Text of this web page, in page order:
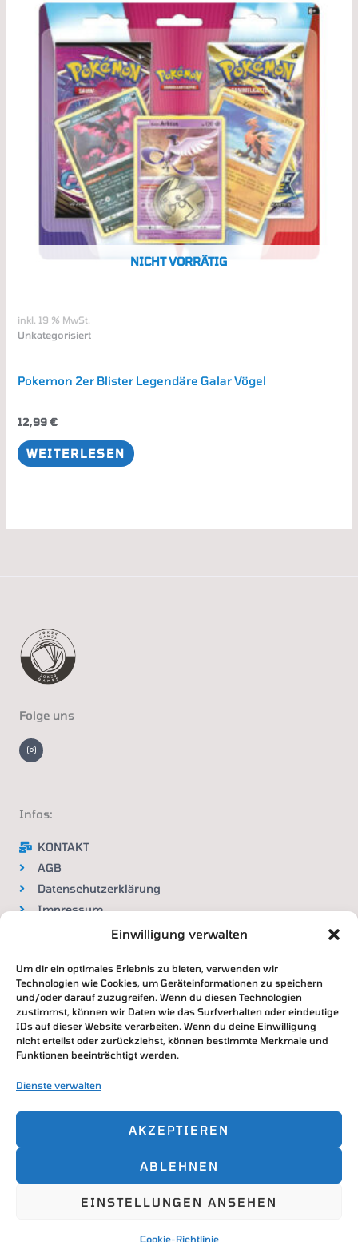
Einwilligung verwalten
Um dir ein optimales Erlebnis zu bieten, verwenden wir
Technologien wie Cookies, um Geräteinformationen zu speichern
und/oder darauf zuzugreifen. Wenn du diesen Technologien
zustimmst, können wir Daten wie das Surfverhalten oder eindeutige
IDs auf dieser Website verarbeiten. Wenn du deine Einwilligung
nicht erteilst oder zurückziehst, können bestimmte Merkmale und
Funktionen beeinträchtigt werden.
Dienste verwalten
AKZEPTIEREN
ABLEHNEN
EINSTELLUNGEN ANSEHEN
Cookie-Richtlinie
NICHT VORRÄTIG
inkl. 19 % MwSt.
Unkategorisiert
Pokemon 2er Blister Legendäre Galar Vögel
12,99 €
WEITERLESEN
Folge uns
n
s
t
m
Infos:
KONTAKT
AGB
Datenschutzerklärung
Impressum
Widerrufsbelehrung
VERTRAG WIDERRUFEN
Zahlung & Versand
Copyright © 2026